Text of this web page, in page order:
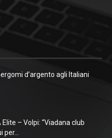
d’argento agli Italiani
Elite – Volpi: “Viadana club